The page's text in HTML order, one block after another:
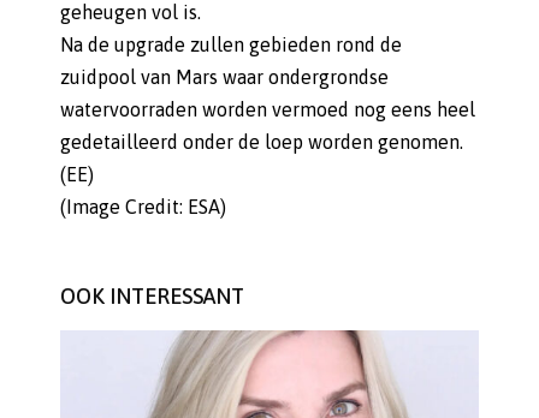
geheugen vol is.
Na de upgrade zullen gebieden rond de
zuidpool van Mars waar ondergrondse
watervoorraden worden vermoed nog eens heel
gedetailleerd onder de loep worden genomen.
(EE)
(Image Credit: ESA)
OOK INTERESSANT